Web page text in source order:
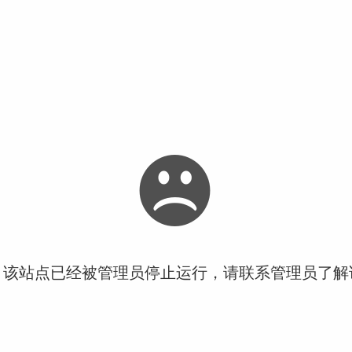
站点已经被管理员停止运行，请联系管理员了